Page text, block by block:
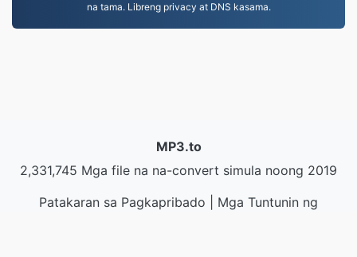
na tama. Libreng privacy at DNS kasama.
MP3.to
2,331,745 Mga file na na-convert simula noong 2019
Patakaran sa Pagkapribado
Mga Tuntunin ng